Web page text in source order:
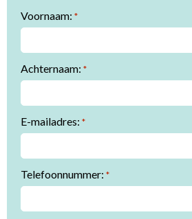
Voornaam: *
Achternaam: *
E-mailadres: *
Telefoonnummer: *